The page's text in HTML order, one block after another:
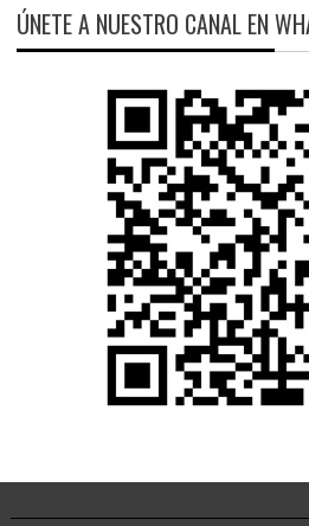
ÚNETE A NUESTRO CANAL EN